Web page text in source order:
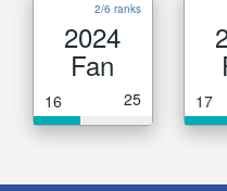
2/6 ranks
2024
Fan
16 25 17